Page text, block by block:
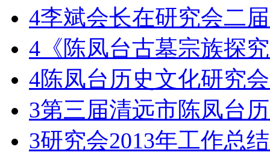
4李斌会长在研究会二
4 《陈凤台古墓宗族探
4陈凤台历史文化研究
3第三届清远市陈凤台
3研究会2013年工作总